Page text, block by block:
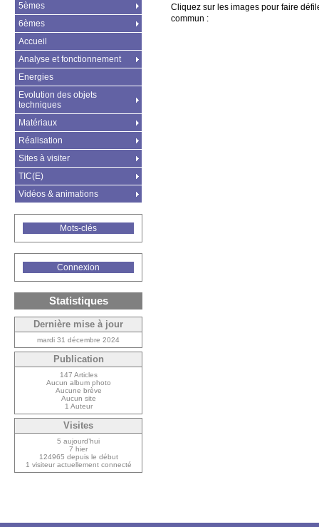
Cliquez sur les images pour faire
commun :
5èmes
6èmes
Accueil
Analyse et fonctionnement
Energies
Evolution des objets
techniques
Matériaux
Réalisation
Sites à visiter
TIC(E)
Vidéos & animations
Mots-clés
Connexion
Statistiques
Dernière mise à jour
mardi 31 décembre 2024
Publication
147 Articles
Aucun album photo
Aucune brève
Aucun site
1 Auteur
Visites
5 aujourd’hui
7 hier
124965 depuis le début
1 visiteur actuellement connecté